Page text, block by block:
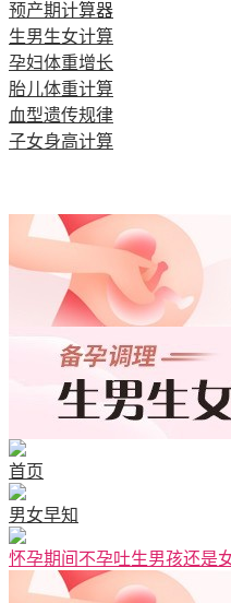
预产期计算器
生男生女计算
孕妇体重增长
胎儿体重计算
血型遗传规律
子女身高计算
首页
男女早知
怀孕期间不孕吐生男孩还是